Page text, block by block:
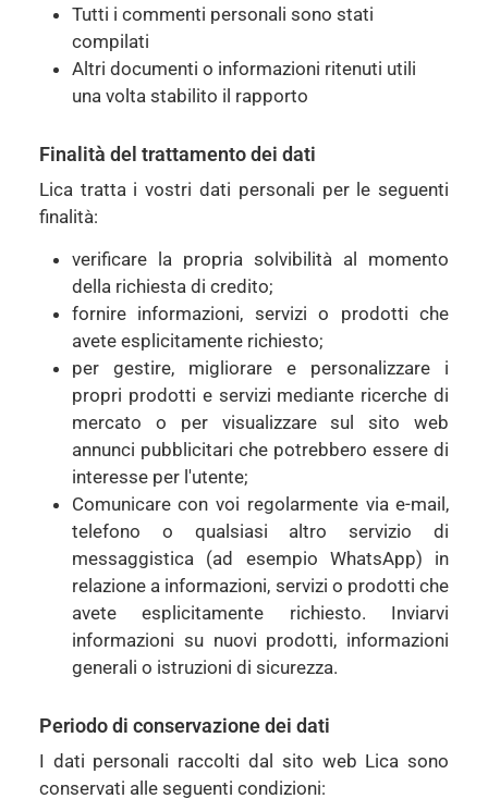
Tutti i commenti personali sono stati
compilati
Altri documenti o informazioni ritenuti utili
una volta stabilito il rapporto
Finalità del trattamento dei dati
Lica tratta i vostri dati personali per le seguenti
finalità:
verificare la propria solvibilità al momento
della richiesta di credito;
fornire informazioni, servizi o prodotti che
avete esplicitamente richiesto;
per gestire, migliorare e personalizzare i
propri prodotti e servizi mediante ricerche di
mercato o per visualizzare sul sito web
annunci pubblicitari che potrebbero essere di
interesse per l'utente;
Comunicare con voi regolarmente via e-mail,
telefono o qualsiasi altro servizio di
messaggistica (ad esempio WhatsApp) in
relazione a informazioni, servizi o prodotti che
avete esplicitamente richiesto. Inviarvi
informazioni su nuovi prodotti, informazioni
generali o istruzioni di sicurezza.
Periodo di conservazione dei dati
I dati personali raccolti dal sito web Lica sono
conservati alle seguenti condizioni: